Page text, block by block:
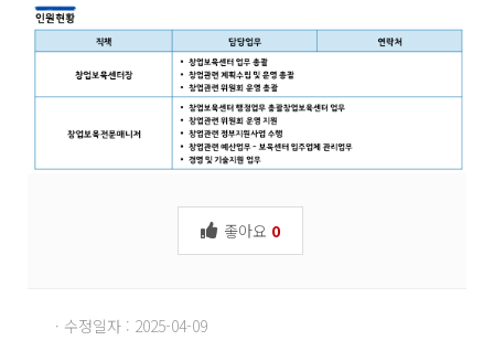
좋아요 0
· 수정일자 : 2025-04-09